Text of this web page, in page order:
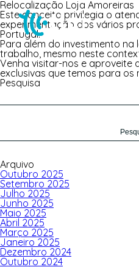
Relocalização Loja Amoreiras
Este conceito privilegia o
experimentação dos vários
Portugal.
Para além do investimento
trabalho, mesmo neste
Venha visitar-nos e aproveite
exclusivas que temos para os
Pesquisa
Pesquisar
por:
Arquivo
Outubro 2025
Setembro 2025
Julho 2025
Junho 2025
Maio 2025
Abril 2025
Março 2025
Janeiro 2025
Dezembro 2024
Outubro 2024